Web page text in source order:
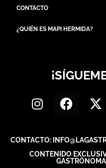
CONTACTO
¿QUIÉN ES MAPI HERMIDA?
CONTACTO:
CONTENIDO
GASTRÓNOMA